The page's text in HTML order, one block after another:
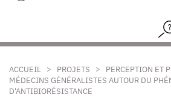
ACCUEIL > PROJETS >
PERCEPTION ET
MÉDECINS GÉNÉRALISTES AUTOUR DU
D'ANTIBIORÉSISTANCE